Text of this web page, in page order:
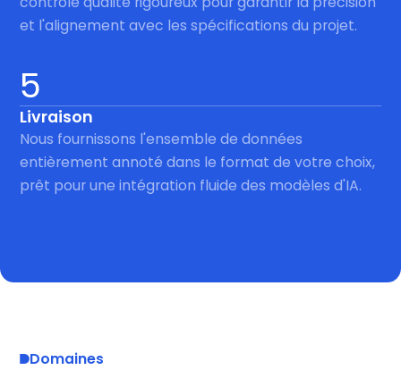
et l'alignement avec les spécifications du projet.
5
Livraison
Nous fournissons l'ensemble de données
entièrement annoté dans le format de votre choix,
prêt pour une intégration fluide des modèles d'IA.
Domaines